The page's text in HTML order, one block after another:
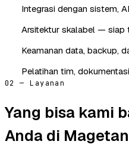
Integrasi dengan sistem,
Arsitektur skalabel — siap
Keamanan data, backup,
Pelatihan tim,
02 — Layanan
Yang bisa kami
Anda di Magetan